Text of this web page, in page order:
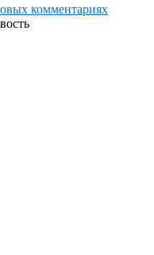
комментариях